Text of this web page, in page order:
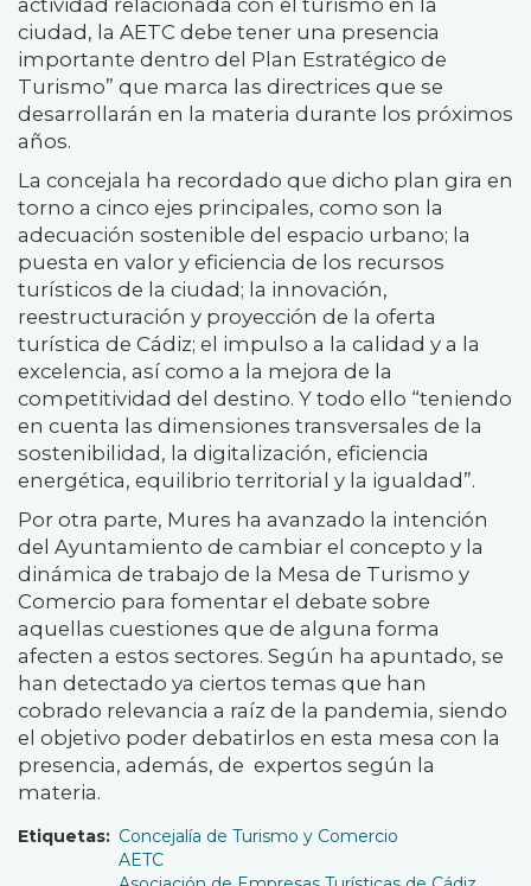
actividad relacionada con el turismo en la
ciudad, la AETC debe tener una presencia
importante dentro del Plan Estratégico de
Turismo” que marca las directrices que se
desarrollarán en la materia durante los próximos
años.
La concejala ha recordado que dicho plan gira en
torno a cinco ejes principales, como son la
adecuación sostenible del espacio urbano; la
puesta en valor y eficiencia de los recursos
turísticos de la ciudad; la innovación,
reestructuración y proyección de la oferta
turística de Cádiz; el impulso a la calidad y a la
excelencia, así como a la mejora de la
competitividad del destino. Y todo ello “teniendo
en cuenta las dimensiones transversales de la
sostenibilidad, la digitalización, eficiencia
energética, equilibrio territorial y la igualdad”.
Por otra parte, Mures ha avanzado la intención
del Ayuntamiento de cambiar el concepto y la
dinámica de trabajo de la Mesa de Turismo y
Comercio para fomentar el debate sobre
aquellas cuestiones que de alguna forma
afecten a estos sectores. Según ha apuntado, se
han detectado ya ciertos temas que han
cobrado relevancia a raíz de la pandemia, siendo
el objetivo poder debatirlos en esta mesa con la
presencia, además, de expertos según la
materia.
Etiquetas
Concejalía de Turismo y Comercio
AETC